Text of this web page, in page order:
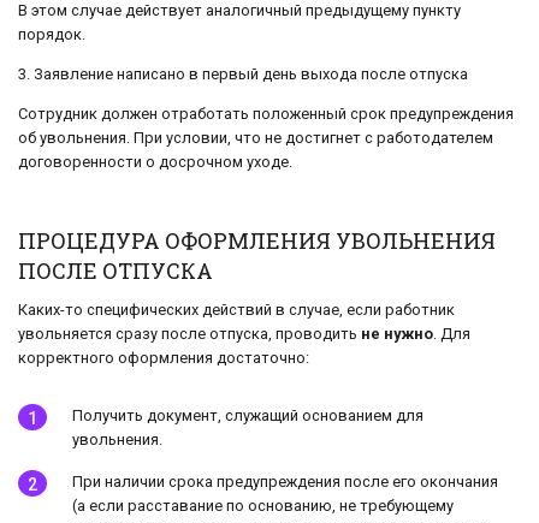
В этом случае действует аналогичный предыдущему пункту
порядок.
3. Заявление написано в первый день выхода после отпуска
Сотрудник должен отработать положенный срок предупреждения
об увольнения. При условии, что не достигнет с работодателем
договоренности о досрочном уходе.
ПРОЦЕДУРА ОФОРМЛЕНИЯ УВОЛЬНЕНИЯ
ПОСЛЕ ОТПУСКА
Каких-то специфических действий в случае, если работник
увольняется сразу после отпуска, проводить не нужно. Для
корректного оформления достаточно:
Получить документ, служащий основанием для
увольнения.
При наличии срока предупреждения после его окончания
(а если расставание по основанию, не требующему